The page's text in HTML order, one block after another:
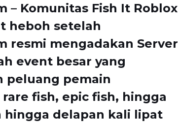
– Komunitas Fish It Roblox
heboh setelah
resmi mengadakan Server
event besar yang
peluang pemain
fish, epic fish, hingga
hingga delapan kali lipat